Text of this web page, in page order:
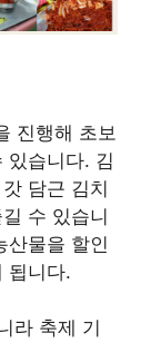
진행해 초보
있습니다. 김
담근 김치
수 있습니
산물을 할인
됩니다.
라 축제 기